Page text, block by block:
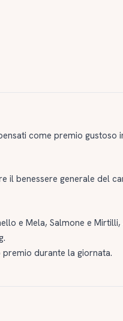
come premio gustoso
il benessere generale del
e Mela, Salmone e
durante la giornata.